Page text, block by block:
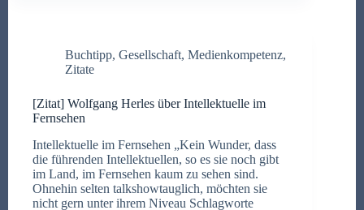
Buchtipp, Gesellschaft, Medienkompetenz,
Zitate
[Zitat] Wolfgang Herles über Intellektuelle im
Fernsehen
Intellektuelle im Fernsehen „Kein Wunder, dass
die führenden Intellektuellen, so es sie noch gibt
im Land, im Fernsehen kaum zu sehen sind.
Ohnehin selten talkshowtauglich, möchten sie
nicht gern unter ihrem Niveau Schlagworte